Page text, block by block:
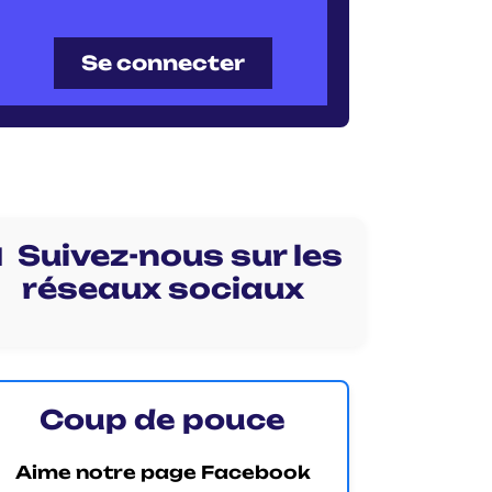
Se connecter
Suivez-nous sur les
réseaux sociaux
Coup de pouce
Aime notre page Facebook